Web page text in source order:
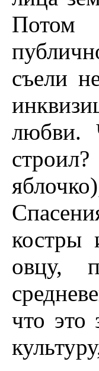
Потом
съели
любви.
костры
овцу,
что это